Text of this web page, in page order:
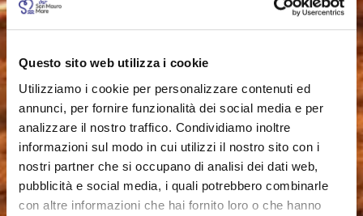
Questo sito web utilizza i cookie
Utilizziamo i cookie per personalizzare contenuti ed
annunci, per fornire funzionalità dei social media e per
analizzare il nostro traffico. Condividiamo inoltre
informazioni sul modo in cui utilizzi il nostro sito con i
nostri partner che si occupano di analisi dei dati web,
pubblicità e social media, i quali potrebbero combinarle
con altre informazioni che hai fornito loro o che hanno